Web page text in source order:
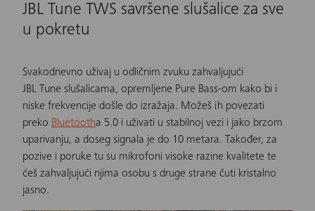
JBL Tune TWS savršene slušalice za sve
u pokretu
Svakodnevno uživaj u odličnim zvuku zahvaljujući
JBL Tune slušalicama, opremljene Pure Bass-om kako bi i
niske frekvencije došle do izražaja. Možeš ih povezati
preko Bluetootha 5.0 i uživati u stabilnoj vezi i jako brzom
uparivanju, a doseg signala je do 10 metara. Također, za
pozive i poruke tu su mikrofoni visoke razine kvalitete te
ćeš zahvaljujući njima osobu s druge strane čuti kristalno
jasno.